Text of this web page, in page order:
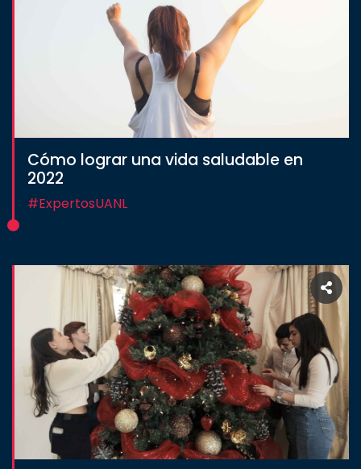
Cómo lograr una vida saludable en
2022
#ExpertosUANL